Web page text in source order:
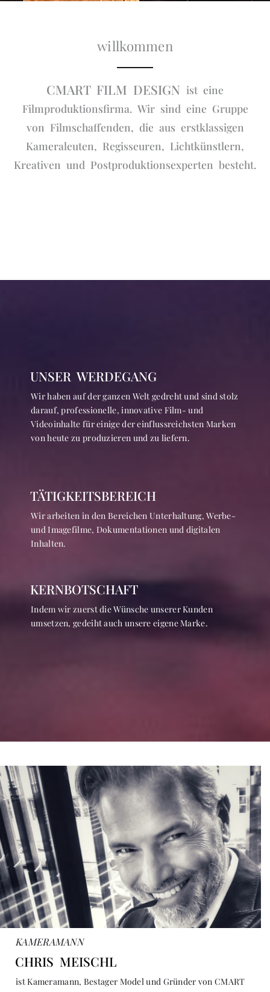
willkommen
CMART FILM DESIGN ist eine
Filmproduktionsfirma. Wir sind eine Gruppe
von Filmschaffenden, die aus erstklassigen
Kameraleuten, Regisseuren, Lichtkünstlern,
Kreativen und Postproduktionsexperten besteht.
UNSER WERDEGANG
Wir haben auf der ganzen Welt gedreht und sind stolz
darauf, professionelle, innovative Film- und
Videoinhalte für einige der einflussreichsten Marken
von heute zu produzieren und zu liefern.
TÄTIGKEITSBEREICH
Wir arbeiten in den Bereichen Unterhaltung, Werbe-
und Imagefilme, Dokumentationen und digitalen
Inhalten.
KERNBOTSCHAFT
Indem wir zuerst die Wünsche unserer Kunden
umsetzen, gedeiht auch unsere eigene Marke.
KAMERAMANN
CHRIS MEISCHL
ist Kameramann, Bestager Model und Gründer von CMART